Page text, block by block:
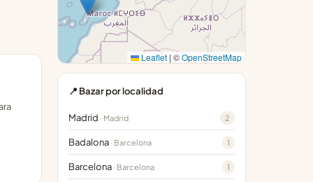
Leaflet | ©OpenStreetMap
📍 Bazar por localidad
Madrid · Madrid 2
Badalona · Barcelona 1
Barcelona · Barcelona 1